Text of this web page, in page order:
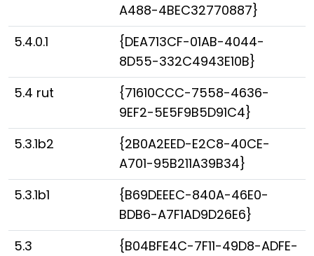
A488-4BEC32770887}
5.4.0.1
{DEA713CF-01AB-4044-
8D55-332C4943E10B}
5.4 rut
{71610CCC-7558-4636-
9EF2-5E5F9B5D91C4}
5.3.1b2
{2B0A2EED-E2C8-40CE-
A701-95B211A39B34}
5.3.1b1
{B69DEEEC-840A-46E0-
BDB6-A7F1AD9D26E6}
5.3
{B04BFE4C-7F11-49D8-ADFE-